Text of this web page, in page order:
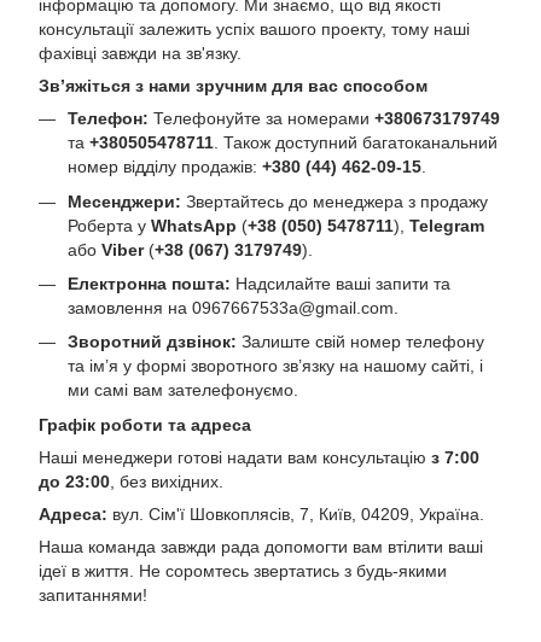
інформацію та допомогу. Ми знаємо, що від якості
консультації залежить успіх вашого проекту, тому наші
фахівці завжди на зв'язку.
Зв’яжіться з нами зручним для вас способом
Телефон: Телефонуйте за номерами +380673179749
та +380505478711. Також доступний багатоканальний
номер відділу продажів: +380 (44) 462-09-15.
Месенджери: Звертайтесь до менеджера з продажу
Роберта у WhatsApp (+38 (050) 5478711), Telegram
або Viber(+38 (067) 3179749).
Електронна пошта: Надсилайте ваші запити та
замовлення на 0967667533a@gmail.com
Зворотний дзвінок: Залиште свій номер телефону
та ім’я у формі зворотного зв’язку на нашому сайті, і
ми самі вам зателефонуємо.
Графік роботи та адреса
Наші менеджери готові надати вам консультацію з 7:00
до 23:00 , без вихідних.
Адреса: вул. Сім'ї Шовкоплясів, 7, Київ, 04209, Україна.
Наша команда завжди рада допомогти вам втілити ваші
ідеї в життя. Не соромтесь звертатись з будь-якими
запитаннями!